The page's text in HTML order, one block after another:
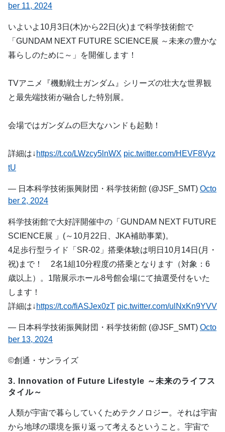
ber 11, 2024
いよいよ10月3日(木)から22日(火)まで科学技術館で
「GUNDAM NEXT FUTURE SCIENCE展 ～未来の豊かな
暮らしのために～」を開催します！
TVアニメ『機動戦士ガンダム』シリーズの壮大な世界観
と最先端技術が融合した特別展。
会場ではガンダムの巨大なハンドも起動！
詳細は↓ https://t.co/LWzcy5lnWX pic.twitter.com/HEVF8Vyz
tU
— 日本科学技術振興財団・科学技術館 (@JSF_SMT) Octo
ber 2, 2024
科学技術館で大好評開催中の「GUNDAM NEXT FUTURE
SCIENCE展 」(～10月22日、JKA補助事業)。
4足歩行型ライド「SR-02」搭乗体験は明日10月14日(月・
祝)まで！ 2名1組10分程度の搭乗となります（対象：6
歳以上）。1階展示ホール8号館会場にて抽選受付をいた
します！
詳細は↓ https://t.co/fiASJex0zT pic.twitter.com/ulNxKn9YVV
— 日本科学技術振興財団・科学技術館 (@JSF_SMT) Octo
ber 13, 2024
©創通・サンライズ
3. Innovation of Future Lifestyle ～未来のライフス
タイル～
人類が宇宙で暮らしていくためテクノロジー。それは宇宙
から地球の環境を振り返って考えるということ。宇宙で